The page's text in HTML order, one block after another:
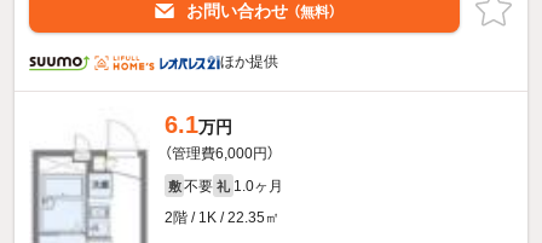
お問い合わせ （無料）
ほか提供
6.1万円
（管理費6,000円）
敷 不要 礼 1.0ヶ月
2階 / 1K / 22.35㎡